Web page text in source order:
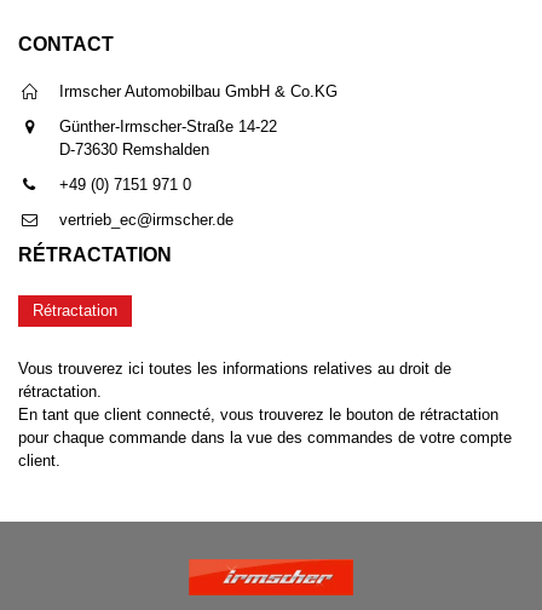
CONTACT
Irmscher Automobilbau GmbH & Co.KG
Günther-Irmscher-Straße 14-22
D-73630 Remshalden
+49 (0) 7151 971 0
vertrieb_ec@irmscher.de
RÉTRACTATION
Rétractation
Vous trouverez ici toutes les informations relatives au droit de
rétractation.
En tant que client connecté, vous trouverez le bouton de rétractation
pour chaque commande dans la vue des commandes de votre compte
client.